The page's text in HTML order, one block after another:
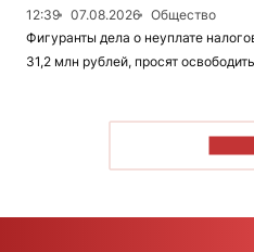
12:39
07.08.2026
Общество
Фигуранты дела о неуплате
31,2 млн рублей, просят